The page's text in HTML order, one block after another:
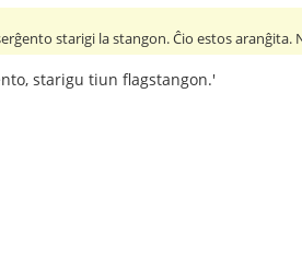
starigi la stangon. Ĉio estos aranĝita.
starigu tiun flagstangon.'